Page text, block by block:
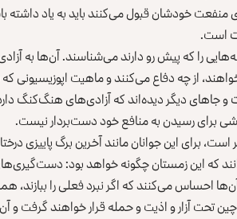
خود‌شان قبول می‌کنند باید به یاد داشته
است.
را که پیش رو دارند می‌شناسند. آن‌ها به
از چه دفاع می‌کنند و ماهیت اپوزیسیونی که
دیگر دیده‌اند که آزادی‌های هنگ‌کنگ دارد
برای رسیدن به منافع خود دست‌بردار نیست.
برای این جوانان مانند آخرین برگ پاییزی
که این زمستان چگونه خواهد بود:
احساس می‌کنند که اگر نبرد فعلی را ببازند،
تحت آزار و اذیت و حمله قرار خواهند گرفت و